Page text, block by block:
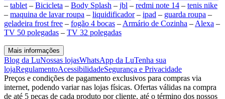
– tablet – Bicicleta – Body Splash – jbl – redmi note 14 – tenis nike
– maquina de lavar roupa – liquidificador– ipad – guarda roupa –
geladeira frost free – fogão 4 bocas – Armário de Cozinha – Alexa –
TV 50 polegadas – TV 32 polegadas
Mais informações
Blog da LuNossas lojasWhatsApp da LuTenha sua
lojaRegulamentoAcessibilidadeSegurança e Privacidade
Preços e condições de pagamento exclusivos para compras via
internet, podendo variar nas lojas físicas. Ofertas válidas na compra
de até 5 peças de cada produto por cliente, até o término dos nossos